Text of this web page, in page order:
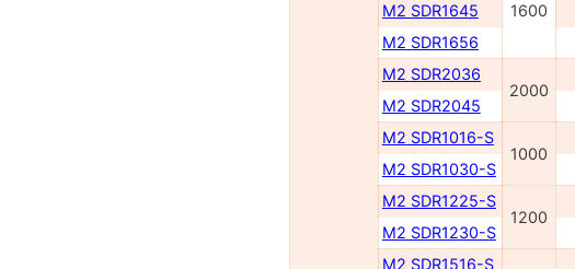
1600
M2 SDR1645
M2 SDR1656
M2 SDR2036
2000
M2 SDR2045
M2 SDR1016-S
1000
M2 SDR1030-S
M2 SDR1225-S
1200
M2 SDR1230-S
M2 SDR1516-S